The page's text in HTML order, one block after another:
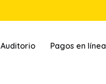
Auditorio Pagos en línea